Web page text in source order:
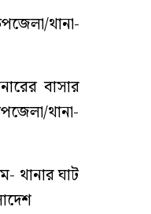
থানা-
বাসার
থানা-
থানার ঘাট